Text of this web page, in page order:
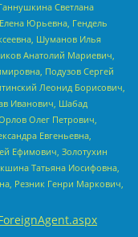
Светлана
Юрьевна, Гендель
Шуманов Илья
Анатолий Мариевич,
Подузов Сергей
Леонид Борисович,
Иванович, Шабад
Олег Петрович,
Евгеньевна,
Ефимович, Золотухин
Татьяна Иосифовна,
Резник Генри Маркович,